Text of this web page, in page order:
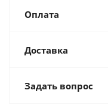
Оплата
Доставка
Задать вопрос